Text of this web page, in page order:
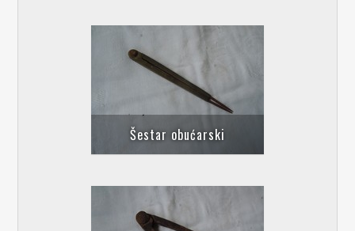
Šestar obućarski